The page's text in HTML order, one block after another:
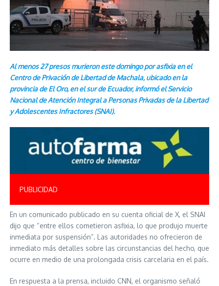
Al menos 27 presos murieron este domingo por asfixia en el
Centro de Privación de Libertad de Machala, ubicado en la
provincia de El Oro, en el sur de Ecuador, informó el Servicio
Nacional de Atención Integral a Personas Privadas de la Libertad
y Adolescentes Infractores (SNAI).
PUBLICIDAD
En un comunicado publicado en su cuenta oficial de X, el SNAI
dijo que “entre ellos cometieron asfixia, lo que produjo muerte
inmediata por suspensión”. Las autoridades no ofrecieron de
inmediato más detalles sobre las circunstancias del hecho, que
ocurre en medio de una prolongada crisis carcelaria en el país.
En respuesta a la prensa, incluido CNN, el organismo señaló